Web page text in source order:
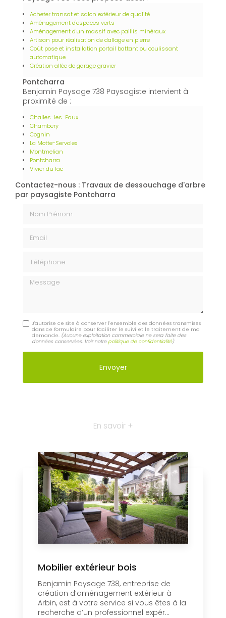
Acheter transat et salon extérieur de qualité
Aménagement d'espaces verts
Aménagement d'un massif avec paillis minéraux
Artisan pour réalisation de dallage en pierre
Coût pose et installation portail battant ou coulissant
automatique
Création allée de garage gravier
Pontcharra
Benjamin Paysage 738 Paysagiste intervient à
proximité de :
Challes-les-Eaux
Chambery
Cognin
La Motte-Servolex
Montmelian
Pontcharra
Vivier du lac
Contactez-nous : Travaux de dessouchage d'arbre
par paysagiste Pontcharra
Message
J'autorise ce site à conserver l'ensemble des données transmises
dans ce formulaire pour faciliter le suivi et le traitement de ma
demande. (Aucune exploitation commerciale ne sera faite des
données conservées. Voir notrepolitique de confidentialité)
En savoir +
Mobilier extérieur bois
Benjamin Paysage 738, entreprise de
création d’aménagement extérieur à
Arbin, est à votre service si vous êtes à la
recherche d’un professionnel expér...